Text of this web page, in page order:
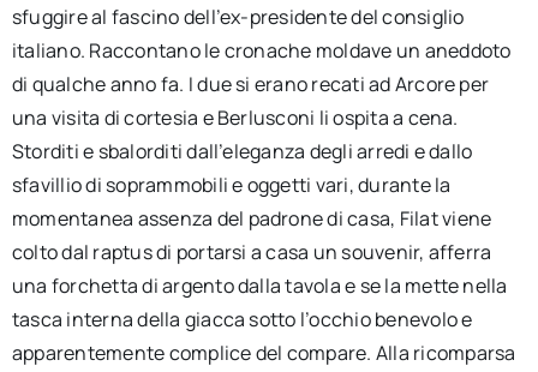
sfuggire al fascino dell’ex-presidente del consiglio
italiano. Raccontano le cronache moldave un aneddoto
di qualche anno fa. I due si erano recati ad Arcore per
una visita di cortesia e Berlusconi li ospita a cena.
Storditi e sbalorditi dall’eleganza degli arredi e dallo
sfavillio di soprammobili e oggetti vari, durante la
momentanea assenza del padrone di casa, Filat viene
colto dal raptus di portarsi a casa un souvenir, afferra
una forchetta di argento dalla tavola e se la mette nella
tasca interna della giacca sotto l’occhio benevolo e
apparentemente complice del compare. Alla ricomparsa